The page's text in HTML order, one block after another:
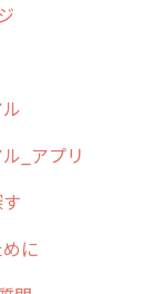
の使い方
ろう
取得について
始め
管理
_アプリ
に